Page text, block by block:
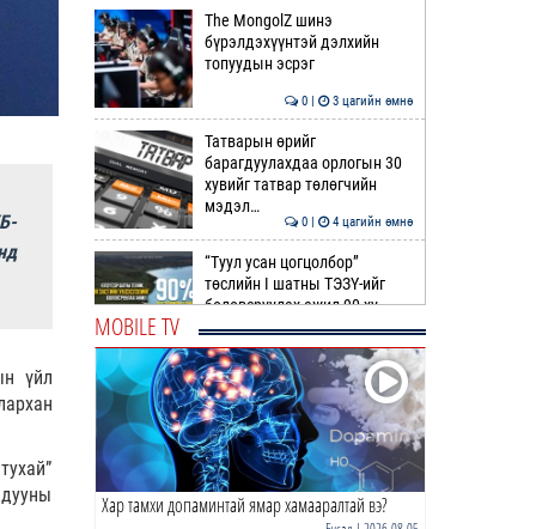
үйл
The MongolZ шинэ
бүрэлдэхүүнтэй дэлхийн
топуудын эсрэг
0 | 3 цагийн өмнө
Татварын өрийг
барагдуулахдаа орлогын 30
хувийг татвар төлөгчийн
мэдэл…
0 | 4 цагийн өмнө
“Туул усан цогцолбор”
төслийн I шатны ТЭЗҮ-ийг
боловсруулах ажил 90 ху…
Нийслэлийн иргэдийн
Төлөөлөгчдийн Хурлын
Ээлжит VIII хуралдаан
эхэллээ
0 | 4 цагийн өмнө
ТОО | Гадаад валютын нөөц
MOBILE TV
Хар тамхи допаминтай ямар хамааралтай вэ?